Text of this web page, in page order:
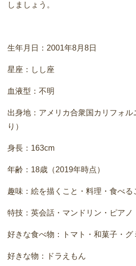
しましょう。
生年月日：2001年8月8日
星座：しし座
血液型：不明
出身地：アメリカ合衆国カリフォル
り）
身長：163cm
年齢：18歳（2019年時点）
趣味：絵を描くこと・料理・食べる
特技：英会話・マンドリン・ピアノ
好きな食べ物：トマト・和菓子・グ
好きな物：ドラえもん